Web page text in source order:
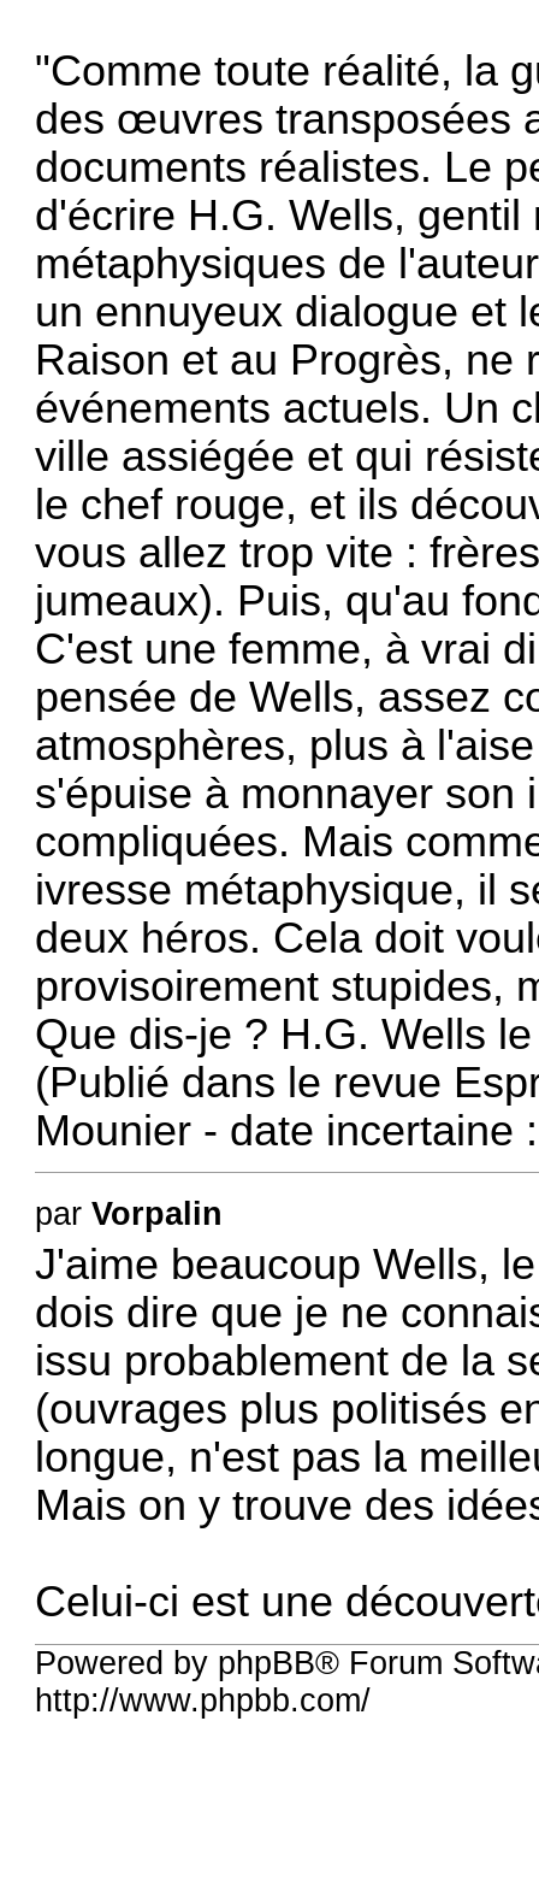
"Comme toute réalité, la
des œuvres transposées
documents réalistes. Le
d'écrire H.G. Wells,
métaphysiques de
un ennuyeux dialogue et
Raison et au Progrès, ne
événements actuels. Un
ville assiégée et qui
le chef rouge, et ils
vous allez trop vite :
jumeaux). Puis, qu'au
C'est une femme, à vrai
pensée de Wells, assez
atmosphères, plus à
s'épuise à monnayer son
compliquées. Mais
ivresse métaphysique, il
deux héros. Cela doit
provisoirement stupides,
Que dis-je ? H.G. Wells
(Publié dans le revue
Mounier - date incertaine
parVorpalin
J'aime beaucoup Wells,
dois dire que je ne
issu probablement de la
(ouvrages plus politisés
longue, n'est pas la
Mais on y trouve des
Celui-ci est une
Powered by phpBB® Forum
http://www.phpbb.com/